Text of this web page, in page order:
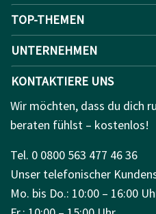
TOP-THEMEN
UNTERNEHMEN
KONTAKTIERE UNS
Wir möchten, dass du dich
beraten fühlst – kostenlos!
Tel. 0 0800 563 477 46 36
Unser telefonischer
Mo. bis Do.: 10:00 – 16:00